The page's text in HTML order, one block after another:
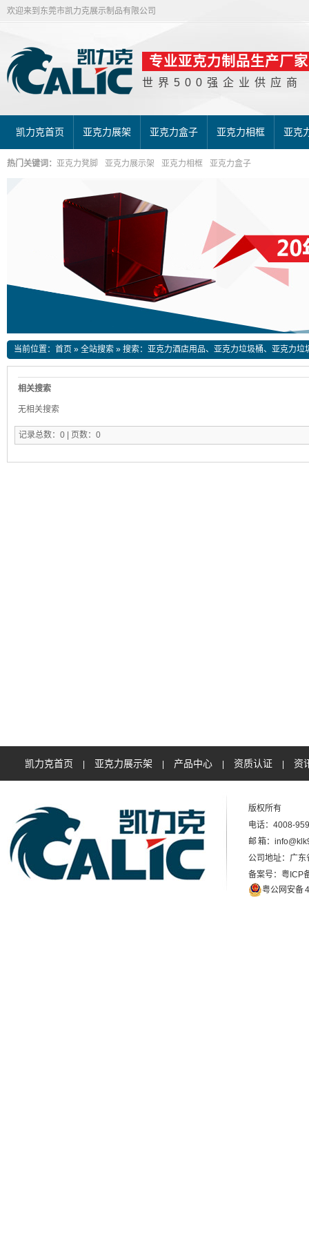
欢迎来到东莞市凯力克展示制品有限公司
专业亚克力制品生产厂家
世界500强企业供应商
凯力克首页 亚克力展架 亚克力盒子 亚克力相框 亚克
热门关键词： 亚克力凳脚 亚克力展示架 亚克力相框 亚克力盒子
当前位置： 首页 » 全站搜索 » 搜索：亚克力酒店用品、亚克力垃圾桶、亚克力垃
相关搜索
无相关搜索
记录总数：0 | 页数：0
凯力克首页 亚克力展示架 产品中心 资质认证 资
版权所有
电话：4008-
邮 箱：
公司地址：广
备案号：粤ICP
粤公网安备